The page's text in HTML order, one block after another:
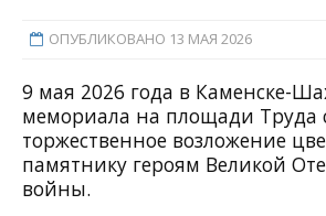
ОПУБЛИКОВАНО 13 МАЯ 2026
9 мая 2026 года в Каменске-
мемориала на площади Труда
торжественное возложение
памятнику героям Великой
войны.